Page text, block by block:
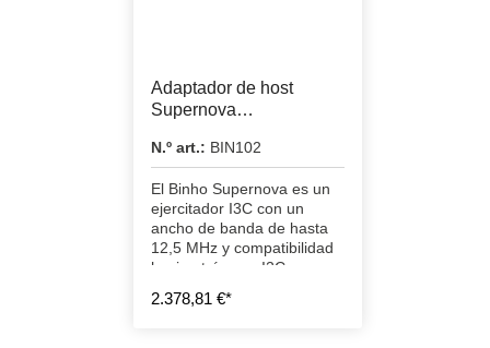
Adaptador de host
Supernova
N.º art.: BIN102
El Binho Supernova es un
ejercitador I3C con un
ancho de banda de hasta
12,5 MHz y compatibilidad
hacia atrás con I2C.
2.378,81 €*